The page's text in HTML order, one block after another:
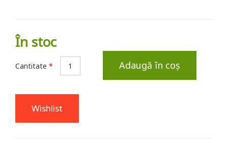
În stoc
Cantitate * Adaugă în coș
Wishlist